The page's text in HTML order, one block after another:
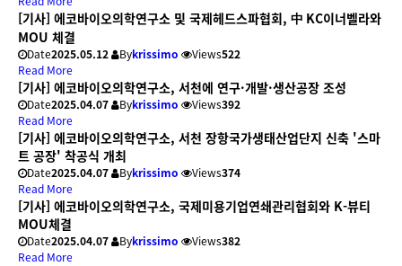
[기사] 에코바이오의학연구소 및 국제헤드스파협회, 中 KC이너벨라와
MOU 체결
Date2025.05.12 Bykrissimo Views522
Read More
[기사] 에코바이오의학연구소, 서천에 연구·개발·생산공장 조성
Date2025.04.07 Bykrissimo Views392
Read More
[기사] 에코바이오의학연구소, 서천 장항국가생태산업단지 신축 '스마
트 공장' 착공식 개최
Date2025.04.07 Bykrissimo Views374
Read More
[기사] 에코바이오의학연구소, 국제미용기업연쇄관리협회와 K-뷰티
MOU체결
Date2025.04.07 Bykrissimo Views382
Read More